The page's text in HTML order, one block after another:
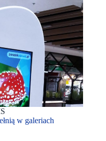
w galeriach